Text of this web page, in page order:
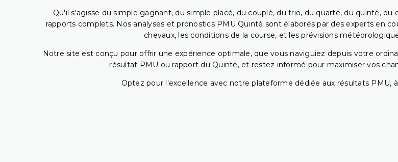
Qu'il s'agisse du simple gagnant, du simple placé, du couplé, du trio, du quarté, du quinté,
rapports complets. Nos analyses et pronostics PMU Quinté sont élaborés par des experts en
chevaux, les conditions de la course, et les prévisions
Notre site est conçu pour offrir une expérience optimale, que vous naviguiez depuis votre
résultat PMU ou rapport du Quinté, et restez informé pour maximiser vos
Optez pour l'excellence avec notre plateforme dédiée aux résultats PMU,